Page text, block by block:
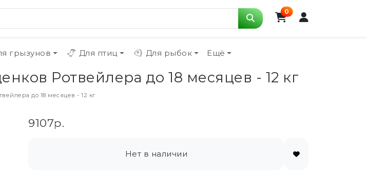
0
грызунов Для птиц Для рыбок Ещё
Ротвейлера до 18 месяцев - 12 кг
до 18 месяцев - 12 кг
9107р.
Нет в наличии